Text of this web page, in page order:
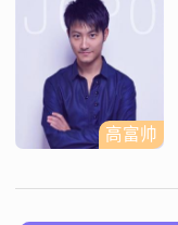
高富帅